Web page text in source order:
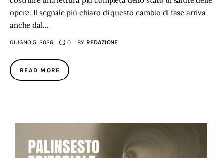
opere. Il segnale più chiaro di questo cambio di fase arriva
anche dal…
GIUGNO 5, 2026 0 BY REDAZIONE
READ MORE